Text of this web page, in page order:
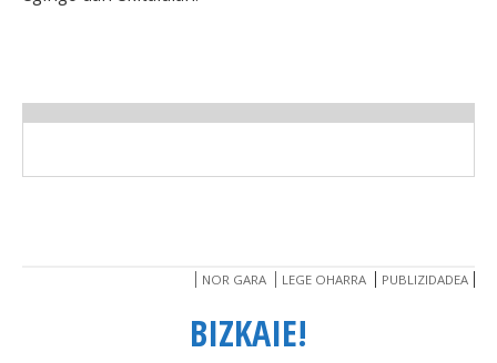
NOR GARA LEGE OHARRA PUBLIZIDADEA
BIZKAIE!